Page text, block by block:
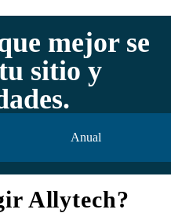
mejor se
sitio y
Anual
Allytech?